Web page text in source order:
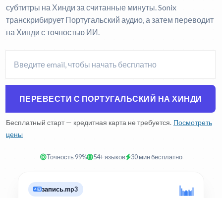
субтитры на Хинди за считанные минуты. Sonix
транскрибирует Португальский аудио, а затем переводит
на Хинди с точностью ИИ.
ПЕРЕВЕСТИ С ПОРТУГАЛЬСКИЙ НА ХИНДИ
Бесплатный старт — кредитная карта не требуется. Посмотреть
цены
Точность 99% 54+ языков 30 мин бесплатно
запись.mp3